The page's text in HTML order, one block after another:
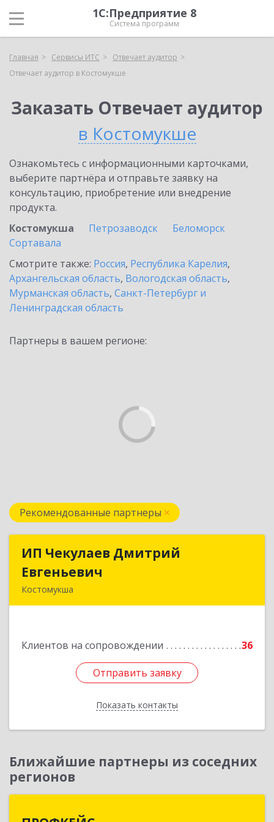
1С:Предприятие 8
Система программ
Главная Сервисы ИТС
Отвечает аудитор
Отвечает аудитор в Костомукше
Заказать Отвечает аудитор
в Костомукше
Ознакомьтесь с информационными карточками,
выберите партнёра и отправьте заявку на
консультацию, приобретение или внедрение
продукта.
Костомукша
Петрозаводск
Беломорск
Сортавала
Смотрите также: Россия, Республика Карелия,
Архангельская область, Вологодская область,
Мурманская область, Санкт-Петербург и
Ленинградская область
Партнеры в вашем регионе:
Рекомендованные партнеры
ИП Чекулаев Дмитрий
Евгеньевич
Костомукша
Клиентов на сопровождении 36
Отправить заявку
Показать контакты
ИП Чекулаев Дмитрий
Отправить заявку
Назад
Ближайшие партнеры из соседних
регионов